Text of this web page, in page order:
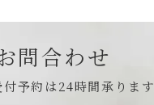
問合わせ
付予約は24時間承ります